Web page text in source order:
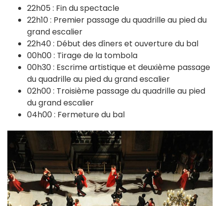
22h05 : Fin du spectacle
22h10 : Premier passage du quadrille au pied du
grand escalier
22h40 : Début des dîners et ouverture du bal
00h00 : Tirage de la tombola
00h30 : Escrime artistique et deuxième passage
du quadrille au pied du grand escalier
02h00 : Troisième passage du quadrille au pied
du grand escalier
04h00 : Fermeture du bal